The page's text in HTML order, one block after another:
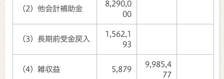
（2）他会計補助金
8,290,0
00
（3）長期前受金戻入
1,562,1
93
（4）雑収益 5,879
9,985,4
77